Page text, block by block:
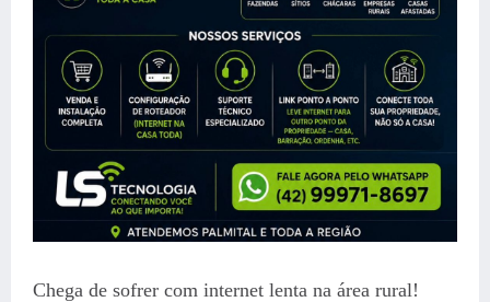
Chega de sofrer com internet lenta na área rural!